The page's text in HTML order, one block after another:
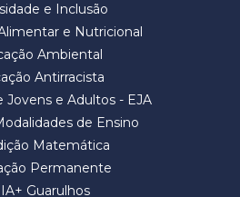
e Inclusão
e Nutricional
Ambiental
Antirracista
Jovens e Adultos - EJA
de Ensino
Matemática
Permanente
Guarulhos